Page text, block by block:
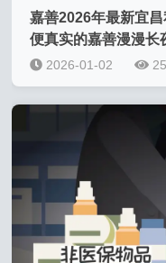
嘉善2026年最新宜
便真实的嘉善漫漫
2026-01-02